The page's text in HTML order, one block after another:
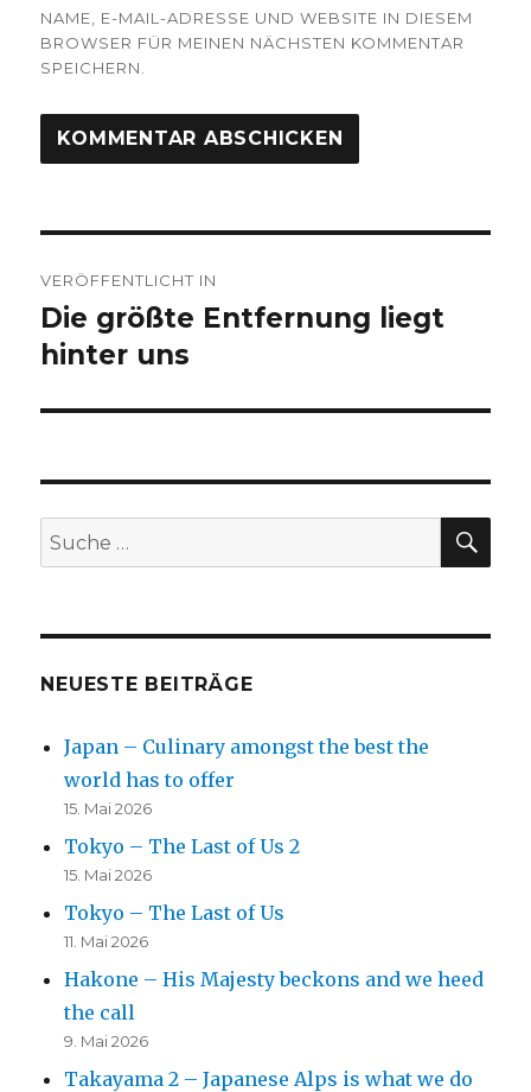
NAME, E-MAIL-ADRESSE UND WEBSITE IN DIESEM
BROWSER FÜR MEINEN NÄCHSTEN KOMMENTAR
SPEICHERN.
VERÖFFENTLICHT IN
Die größte Entfernung liegt
hinter uns
Suche
nach:
NEUESTE BEITRÄGE
Japan – Culinary amongst the best the
world has to offer
15. Mai 2026
Tokyo – The Last of Us 2
15. Mai 2026
Tokyo – The Last of Us
11. Mai 2026
Hakone – His Majesty beckons and we heed
the call
9. Mai 2026
Takayama 2 – Japanese Alps is what we do